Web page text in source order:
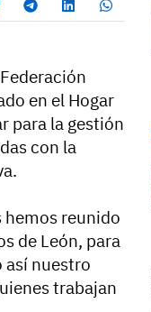
en el Hogar
para la gestión
con la
hemos reunido
de León, para
así nuestro
trabajan